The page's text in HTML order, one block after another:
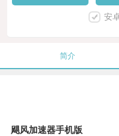
安
简介
飓风加速器手机版